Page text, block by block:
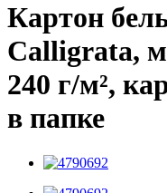
Картон
Calligrata,
240 г/м²,
в папке